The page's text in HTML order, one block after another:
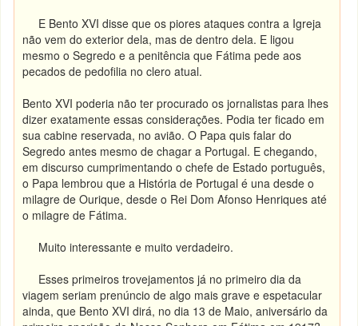
E Bento XVI disse que os piores ataques contra a Igreja
não vem do exterior dela, mas de dentro dela. E ligou
mesmo o Segredo e a penitência que Fátima pede aos
pecados de pedofilia no clero atual.
Bento XVI poderia não ter procurado os jornalistas para lhes
dizer exatamente essas considerações. Podia ter ficado em
sua cabine reservada, no avião. O Papa quis falar do
Segredo antes mesmo de chagar a Portugal. E chegando,
em discurso cumprimentando o chefe de Estado português,
o Papa lembrou que a História de Portugal é una desde o
milagre de Ourique, desde o Rei Dom Afonso Henriques até
o milagre de Fátima.
Muito interessante e muito verdadeiro.
Esses primeiros trovejamentos já no primeiro dia da
viagem seriam prenúncio de algo mais grave e espetacular
ainda, que Bento XVI dirá, no dia 13 de Maio, aniversário da